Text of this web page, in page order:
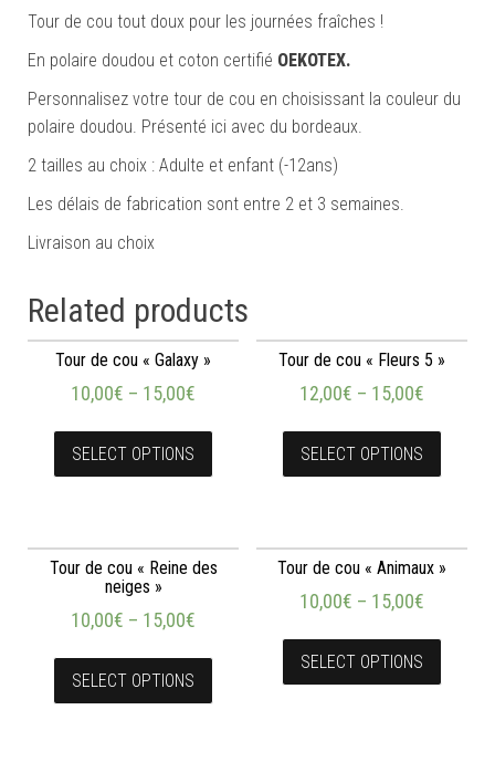
Tour de cou tout doux pour les journées fraîches !
En polaire doudou et coton certifié OEKOTEX.
Personnalisez votre tour de cou en choisissant la couleur du
polaire doudou. Présenté ici avec du bordeaux.
2 tailles au choix : Adulte et enfant (-12ans)
Les délais de fabrication sont entre 2 et 3 semaines.
Livraison au choix
Related products
Tour de cou « Galaxy »
10,00€ – 15,00€
SELECT OPTIONS
Tour de cou « Fleurs 5 »
12,00€ – 15,00€
SELECT OPTIONS
Tour de cou « Reine des
neiges »
10,00€ – 15,00€
SELECT OPTIONS
Tour de cou « Animaux »
10,00€ – 15,00€
SELECT OPTIONS